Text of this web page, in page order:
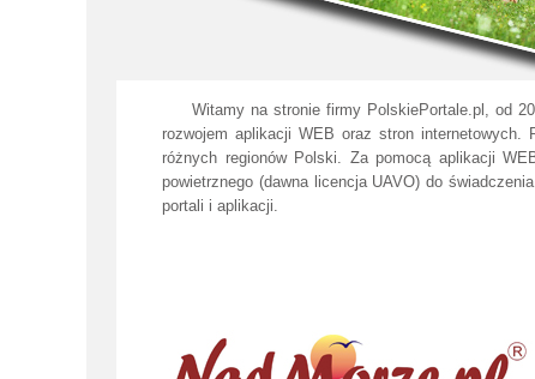
Witamy na stronie firmy PolskiePortale.pl, od
rozwojem aplikacji WEB oraz stron
różnych regionów Polski. Za pomocą aplikacji
powietrznego (dawna licencja UAVO) do
portali i aplikacji.